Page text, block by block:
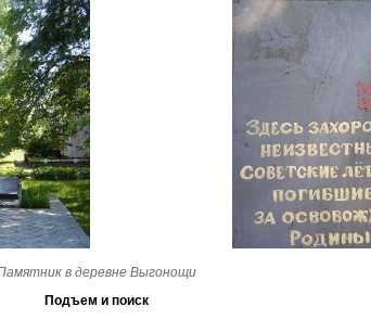
в деревне Выгонощи
Подъем и поиск